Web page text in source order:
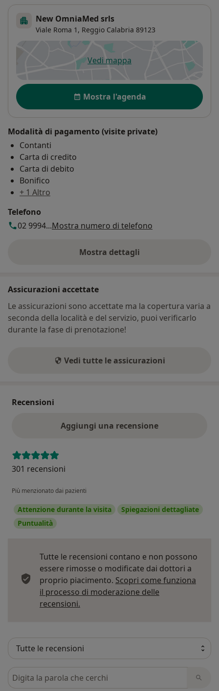
New OmniaMed srls
Viale Roma 1, Reggio Calabria 89123
Vedi mappasi apre in una nuova scheda
Disponibilità
Mostra l'agenda
Modalità di pagamento (visite private)
Contanti
Carta di credito
Carta di debito
Bonifico
+ 1 Altro
Telefono
02 9994...Mostra numero di telefono
Mostra dettagli
sull'indirizzo
Assicurazioni accettate
Le assicurazioni sono accettate ma la copertura varia a
seconda della località e del servizio, puoi verificarlo
durante la fase di prenotazione!
Vedi tutte le assicurazioni
Recensioni
Aggiungi una recensione
301 recensioni
Più menzionato dai pazienti
Attenzione durante la visita
Spiegazioni dettagliate
Puntualità
Tutte le recensioni contano e non possono
essere rimosse o modificate dai dottori a
proprio piacimento. Scopri come funziona
il processo di moderazione delle
recensioni.
Cerca nelle recensioni